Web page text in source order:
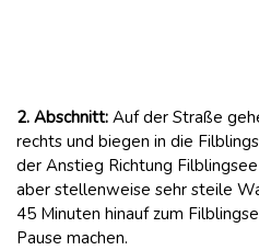
2. Abschnitt: Auf der Straße
rechts und biegen in die
der Anstieg Richtung
aber stellenweise sehr steile
45 Minuten hinauf zum
Pause machen.